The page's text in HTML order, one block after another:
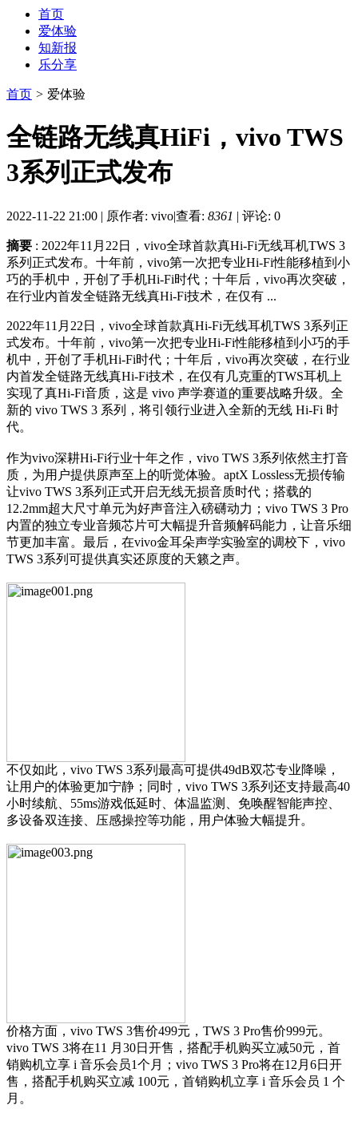
首页
爱体验
知新报
乐分享
首页 > 爱体验
全链路无线真HiFi，vivo TWS
3系列正式发布
2022-11-22 21:00 | 原作者: vivo|查看: 8361 | 评论: 0
摘要 : 2022年11月22日，vivo全球首款真Hi-Fi无线耳机TWS 3
系列正式发布。十年前，vivo第一次把专业Hi-Fi性能移植到小
巧的手机中，开创了手机Hi-Fi时代；十年后，vivo再次突破，
在行业内首发全链路无线真Hi-Fi技术，在仅有 ...
2022年11月22日，vivo全球首款真Hi-Fi无线耳机TWS 3系列正
式发布。十年前，vivo第一次把专业Hi-Fi性能移植到小巧的手
机中，开创了手机Hi-Fi时代；十年后，vivo再次突破，在行业
内首发全链路无线真Hi-Fi技术，在仅有几克重的TWS耳机上
实现了真Hi-Fi音质，这是 vivo 声学赛道的重要战略升级。全
新的 vivo TWS 3 系列，将引领行业进入全新的无线 Hi-Fi 时
代。
作为vivo深耕Hi-Fi行业十年之作，vivo TWS 3系列依然主打音
质，为用户提供原声至上的听觉体验。aptX Lossless无损传输
让vivo TWS 3系列正式开启无线无损音质时代；搭载的
12.2mm超大尺寸单元为好声音注入磅礴动力；vivo TWS 3 Pro
内置的独立专业音频芯片可大幅提升音频解码能力，让音乐细
节更加丰富。最后，在vivo金耳朵声学实验室的调校下，vivo
TWS 3系列可提供真实还原度的天籁之声。
不仅如此，vivo TWS 3系列最高可提供49dB双芯专业降噪，
让用户的体验更加宁静；同时，vivo TWS 3系列还支持最高40
小时续航、55ms游戏低延时、体温监测、免唤醒智能声控、
多设备双连接、压感操控等功能，用户体验大幅提升。
价格方面，vivo TWS 3售价499元，TWS 3 Pro售价999元。
vivo TWS 3将在11 月30日开售，搭配手机购买立减50元，首
销购机立享 i 音乐会员1个月；vivo TWS 3 Pro将在12月6日开
售，搭配手机购买立减 100元，首销购机立享 i 音乐会员 1 个
月。